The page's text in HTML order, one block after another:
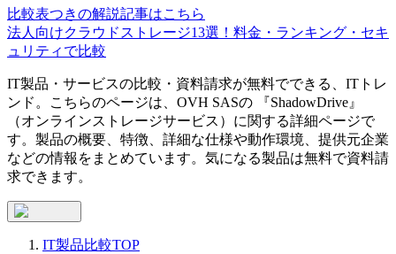
比較表つきの解説記事はこちら
法人向けクラウドストレージ13選！料金・ランキング・セキ
ュリティで比較
IT製品・サービスの比較・資料請求が無料でできる、ITトレ
ンド。こちらのページは、 OVH SASの 『ShadowDrive 』
（オンラインストレージサービス ）に関する詳細ページで
す。製品の概要、特徴、詳細な仕様や動作環境、提供元企業
などの情報をまとめています。気になる製品は無料で資料請
求できます。
IT製品比較TOP